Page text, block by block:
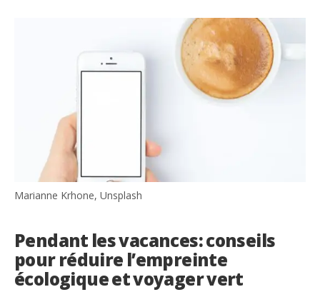
Marianne Krhone, Unsplash
Pendant les vacances: conseils
pour réduire l’empreinte
écologique et voyager vert